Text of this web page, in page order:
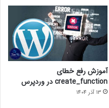
آموزش رفع خطای
create_function در وردپرس
13 آذر 1404